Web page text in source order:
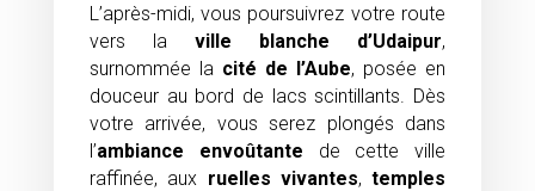
L’après-midi, vous poursuivrez votre route
vers la ville blanche d’Udaipur,
surnommée la cité de l’Aube, posée en
douceur au bord de lacs scintillants. Dès
votre arrivée, vous serez plongés dans
l’ambiance envoûtante de cette ville
raffinée, aux ruelles vivantes,temples